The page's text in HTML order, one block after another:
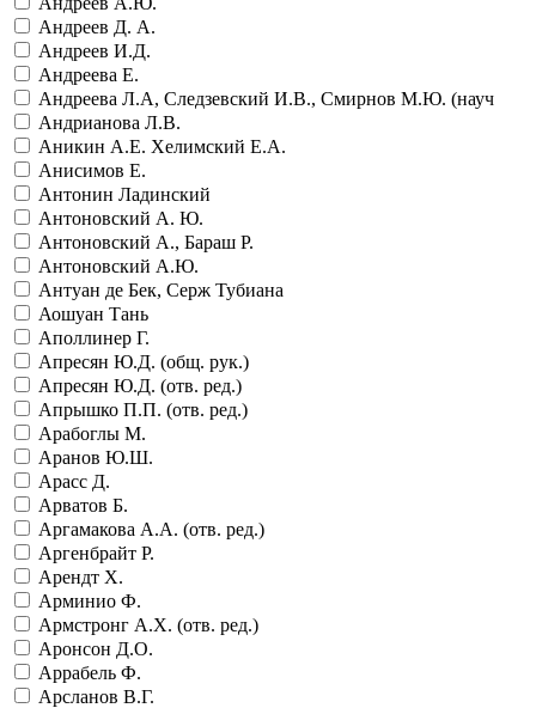
Андреев Д. А.
Андреев И.Д.
Андреева Е.
Андреева Л.А, Следзевский И.В., Смирнов М.Ю. (науч
Андрианова Л.В.
Аникин А.Е. Хелимский Е.А.
Анисимов Е.
Антонин Ладинский
Антоновский А. Ю.
Антоновский А., Бараш Р.
Антоновский А.Ю.
Антуан де Бек, Серж Тубиана
Аошуан Тань
Аполлинер Г.
Апресян Ю.Д. (общ. рук.)
Апресян Ю.Д. (отв. ред.)
Апрышко П.П. (отв. ред.)
Арабоглы М.
Аранов Ю.Ш.
Арасс Д.
Арватов Б.
Аргамакова А.А. (отв. ред.)
Аргенбрайт Р.
Арендт Х.
Арминио Ф.
Армстронг А.Х. (отв. ред.)
Аронсон Д.О.
Аррабель Ф.
Арсланов В.Г.